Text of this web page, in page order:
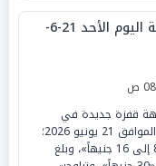
أسعار الخضروات والفاكهة اليوم الأحد 21-6-
قفزة جديدة في
الأسواق المصرية اليوم الأحد، الموافق 21 يونيو 2026؛
لتتأرجح أسعار الطماطم بين «8 إلى 16 جنيهاً»، وبلغ